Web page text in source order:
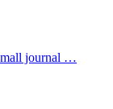
journal …